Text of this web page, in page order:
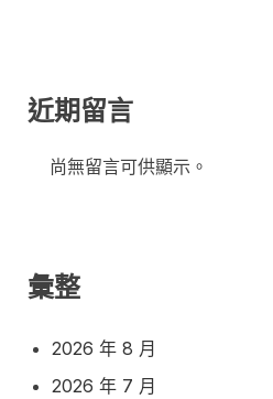
近期留言
尚無留言可供顯示。
彙整
2026 年 8 月
2026 年 7 月